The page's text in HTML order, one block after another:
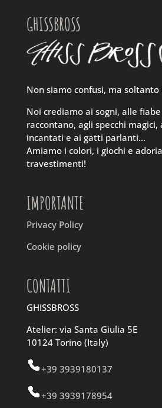
GHISSBROSS
Non siamo confusi, ma
Noi crediamo ai sogni, alle fiabe
raccontano, agli specchi magici,
incantati e ai gatti parlanti…
Amiamo i colori, i giochi e
travestimenti!
IMPORTANTE
Privacy Policy
Cookie policy
CONTATTI
GHISSBROSS
Atelier: via Santa Giulia 5E
10124 Torino (Italy)
+39 3939180137
+39 3939178954